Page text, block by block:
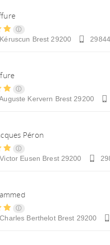
Brest 29200
Kervern Brest 29200
Péron
Eusen Brest 29200
Berthelot Brest 29200